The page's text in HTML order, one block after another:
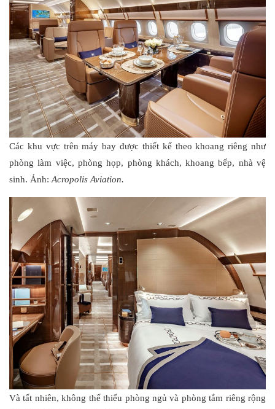
Các khu vực trên máy bay được thiết kế theo khoang riêng như
phòng làm việc, phòng họp, phòng khách, khoang bếp, nhà vệ
sinh. Ảnh: Acropolis Aviation.
Và tất nhiên, không thể thiếu phòng ngủ và phòng tắm riêng rộng